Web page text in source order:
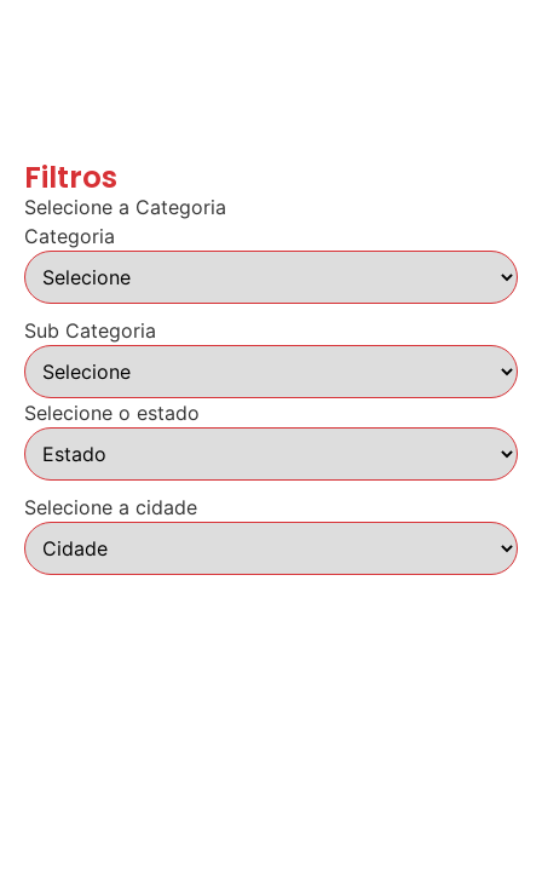
Filtros
Selecione a Categoria
Categoria
Sub Categoria
Selecione o estado
Selecione a cidade